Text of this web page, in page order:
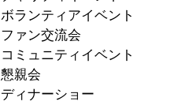
ボランティアイベント
ファン交流会
コミュニティイベント
懇親会
ディナーショー